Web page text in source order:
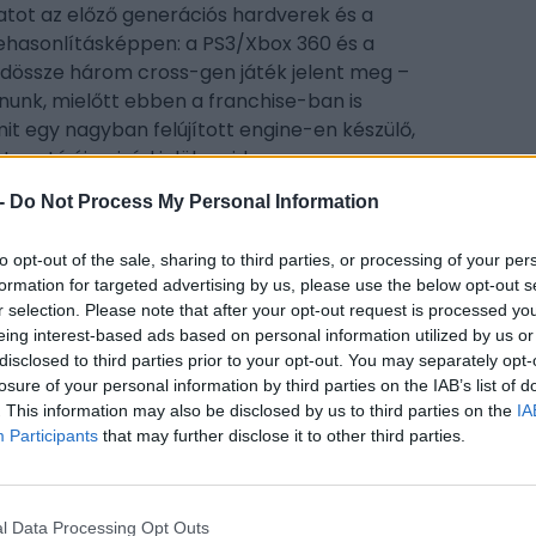
Do Not Process My Personal Information
opt-out of the sale, sharing to third parties, or processing of your
for targeted advertising by us, please use the below opt-out
selection. Please note that after your opt-out request is processed
interest-based ads based on personal information utilized by us
to third parties prior to your opt-out. You may separately
of your personal information by third parties on the IAB’s list of
This information may also be disclosed by us to third parties on the
Participants that may further disclose it to other third parties.
Data Processing Opt Outs
az előző generációs hardverek és a
a PS3/Xbox 360 és a
három cross-gen játék jelent meg –
mielőtt ebben a franchise-ban is
egy nagyban felújított engine-en készülő,
új epizód jelöl majd.